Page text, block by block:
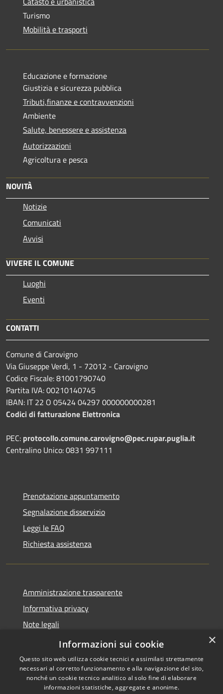
Turismo
Mobilità e trasporti
Educazione e formazione
Giustizia e sicurezza pubblica
Tributi,finanze e contravvenzioni
Ambiente
Salute, benessere e assistenza
Autorizzazioni
Agricoltura e pesca
NOVITÀ
Notizie
Comunicati
Avvisi
VIVERE IL COMUNE
Luoghi
Eventi
CONTATTI
Comune di Carovigno
Via Giuseppe Verdi, 1 - 72012 - Carovigno
Codice Fiscale: 81001790740
Partita IVA: 00210140745
IBAN: IT 22 O 05424 04297 000000000281
Codici di fatturazione Elettronica
PEC: protocollo.comune.carovigno@pec.rupar.puglia.it
Centralino Unico: 0831 997111
Prenotazione appuntamento
Segnalazione disservizio
Leggi le FAQ
Richiesta assistenza
Amministrazione trasparente
Informativa privacy
Note legali
Dichiarazione di accessibilità
Copyright © 2026 • Comune di
×
Informazioni sui cookie
Questo sito web utilizza cookie tecnici e assimilati strettamente
necessari al corretto funzionamento e alla navigazione del sito,
nonché un cookie tecnico analitico al solo fine di elaborare
informazioni statistiche, aggregate e anonime.